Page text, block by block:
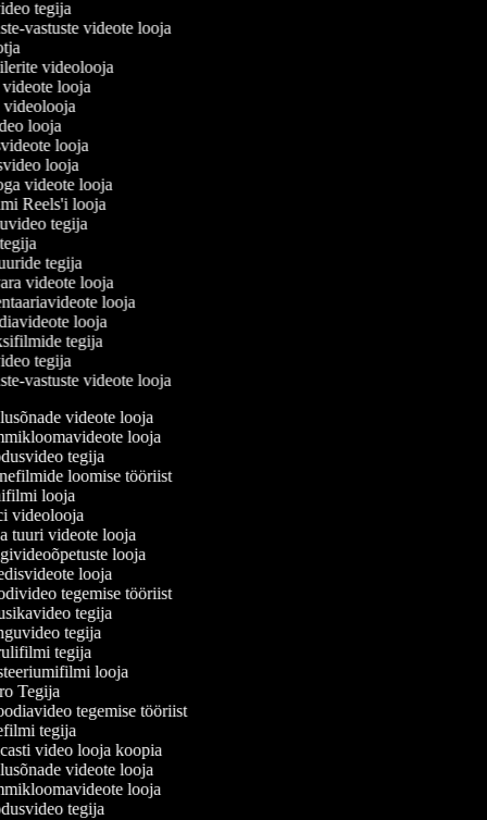
tegija
vastuste videote looja
videolooja
videote looja
videolooja
looja
looja
looja
videote looja
Reels'i looja
tegija
tegija
videote looja
looja
looja
tegija
tegija
vastuste videote looja
videote looja
looja
tegija
loomise tööriist
looja
videolooja
tuuri videote looja
looja
looja
tegemise tööriist
tegija
tegija
tegija
looja
Tegija
tegemise tööriist
tegija
video looja koopia
videote looja
looja
tegija